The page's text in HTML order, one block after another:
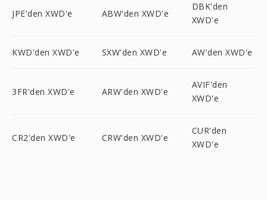
JPE'den XWD'e ABW'den XWD'e
DBK'den
XWD'e
KWD'den XWD'e SXW'den XWD'e AW'den XWD'e
3FR'den XWD'e ARW'den XWD'e
AVIF'den
XWD'e
CR2'den XWD'e CRW'den XWD'e
CUR'den
XWD'e